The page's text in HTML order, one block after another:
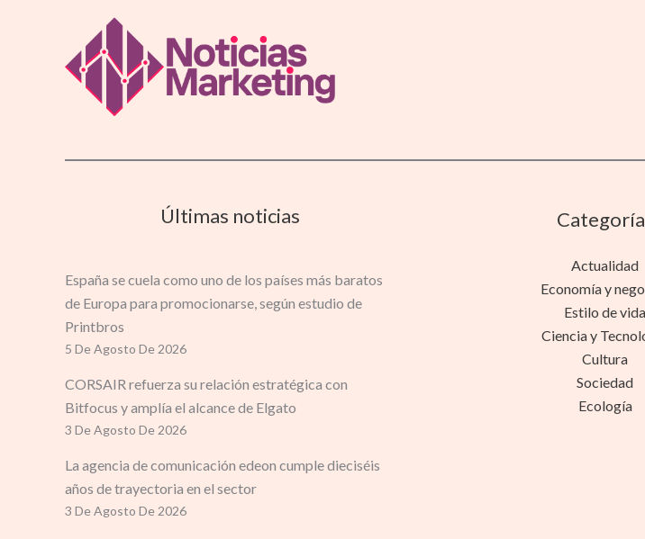
Últimas noticias
España se cuela como uno de los países más baratos
de Europa para promocionarse, según estudio de
Printbros
5 De Agosto De 2026
CORSAIR refuerza su relación estratégica con
Bitfocus y amplía el alcance de Elgato
3 De Agosto De 2026
La agencia de comunicación edeon cumple dieciséis
años de trayectoria en el sector
3 De Agosto De 2026
Actualidad
Economía y
Estilo de vida
Ciencia y
Cultura
Sociedad
Ecología